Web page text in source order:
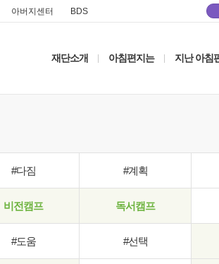
아버지센터 BDS
재단소개 아침편지는 지난 아침
#다짐 #계획
비전캠프 독서캠프
#도움 #선택